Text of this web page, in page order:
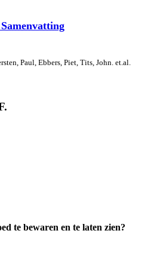
Paul, Ebbers, Piet, Tits, John. et.al.
te bewaren en te laten zien?